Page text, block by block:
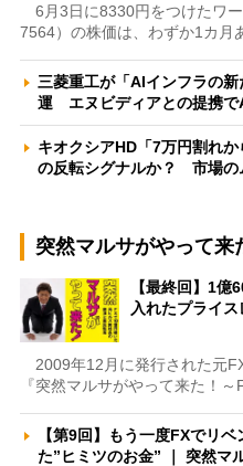
6月3日に8330円をつけたワ
7564）の株価は、わずか1カ月
三菱重工が「AIインフラの
運 エヌビディアとの提携
キオクシアHD「7万円割れ
の反転シグナルか？ 市場
突然マルサがやって来
【最終回】1億
入れたプライ
2009年12月に発行された元
『突然マルサがやって来た！
【第9回】もう一度FXでリ
た”ヒミツのお金” ｜ 突然マ